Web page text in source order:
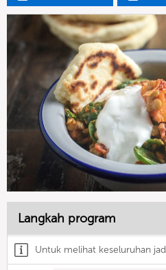
Langkah program
Untuk melihat keseluruhan